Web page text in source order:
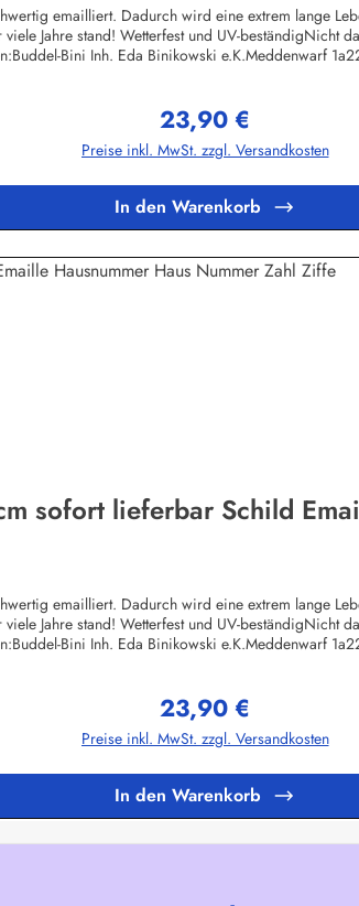
emailliert. Dadurch wird eine extrem lange
Jahre stand! Wetterfest und UV-beständigNicht
Bini Inh. Eda Binikowski e.K.Meddenwarf
Regulärer Preis:
23,90 €
Preise inkl. MwSt. zzgl. Versandkosten
In den Warenkorb
sofort lieferbar Schild
emailliert. Dadurch wird eine extrem lange
Jahre stand! Wetterfest und UV-beständigNicht
Bini Inh. Eda Binikowski e.K.Meddenwarf
Regulärer Preis:
23,90 €
Preise inkl. MwSt. zzgl. Versandkosten
In den Warenkorb